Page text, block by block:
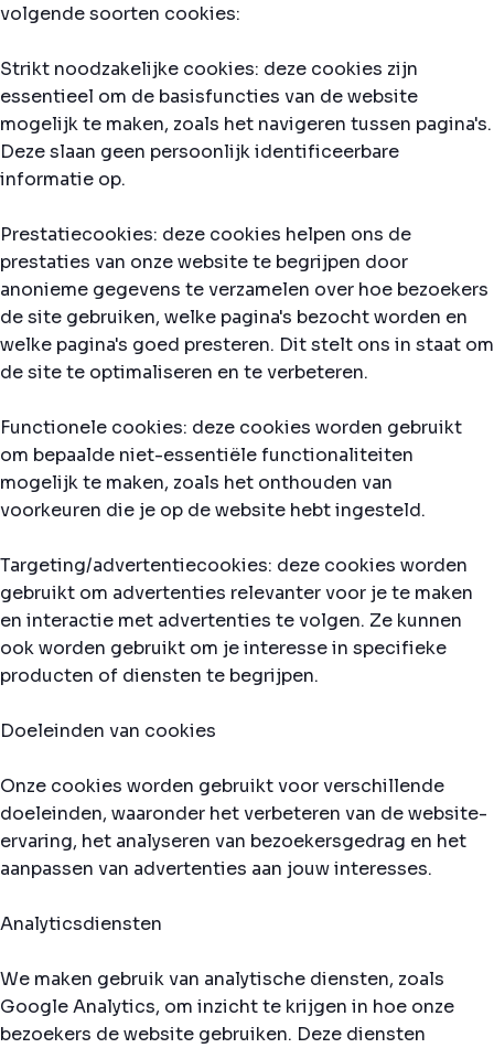
volgende soorten cookies:
Strikt noodzakelijke cookies: deze cookies zijn
essentieel om de basisfuncties van de website
mogelijk te maken, zoals het navigeren tussen pagina's.
Deze slaan geen persoonlijk identificeerbare
informatie op.
Prestatiecookies: deze cookies helpen ons de
prestaties van onze website te begrijpen door
anonieme gegevens te verzamelen over hoe bezoekers
de site gebruiken, welke pagina's bezocht worden en
welke pagina's goed presteren. Dit stelt ons in staat om
de site te optimaliseren en te verbeteren.
Functionele cookies: deze cookies worden gebruikt
om bepaalde niet-essentiële functionaliteiten
mogelijk te maken, zoals het onthouden van
voorkeuren die je op de website hebt ingesteld.
Targeting/advertentiecookies: deze cookies worden
gebruikt om advertenties relevanter voor je te maken
en interactie met advertenties te volgen. Ze kunnen
ook worden gebruikt om je interesse in specifieke
producten of diensten te begrijpen.
Doeleinden van cookies
Onze cookies worden gebruikt voor verschillende
doeleinden, waaronder het verbeteren van de website-
ervaring, het analyseren van bezoekersgedrag en het
aanpassen van advertenties aan jouw interesses.
Analyticsdiensten
We maken gebruik van analytische diensten, zoals
Google Analytics, om inzicht te krijgen in hoe onze
bezoekers de website gebruiken. Deze diensten